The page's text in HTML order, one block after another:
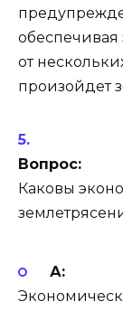
от
произойдет
Вопрос:
Каковы
А: